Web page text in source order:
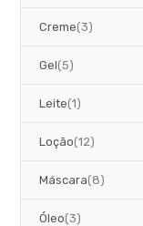
Creme 3
artigos
Gel 5
artigos
Leite 1
artigo
Loção 12
artigos
Máscara 8
artigos
Óleo 3
artigos